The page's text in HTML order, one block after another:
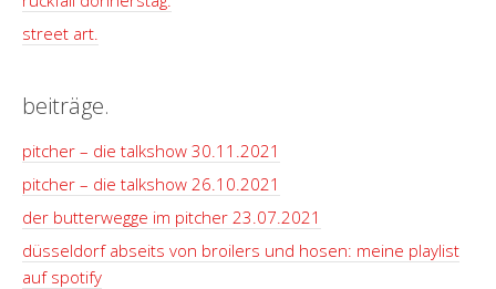
street art.
beiträge.
pitcher – die talkshow 30.11.2021
pitcher – die talkshow 26.10.2021
der butterwegge im pitcher 23.07.2021
düsseldorf abseits von broilers und hosen: meine playlist
auf spotify